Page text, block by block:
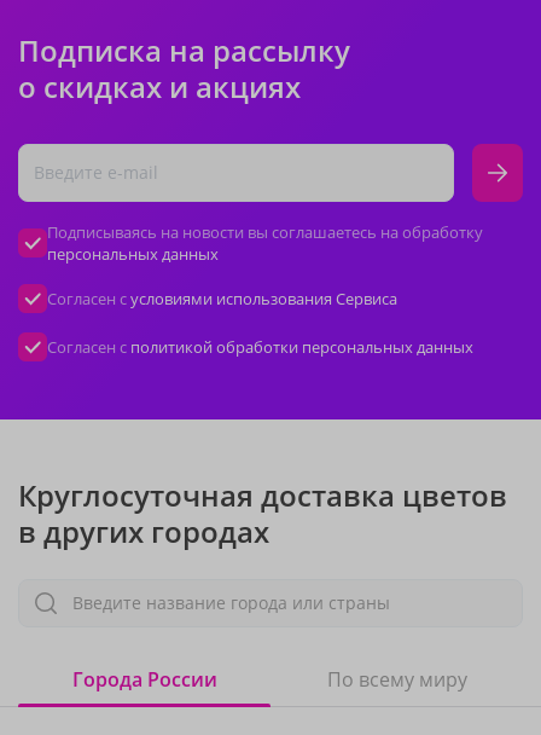
Подписка на рассылку
о скидках и акциях
Подписываясь на новости вы соглашаетесь на обработку
персональных данных
Согласен сусловиями использования Сервиса
Согласен с политикой обработки персональных данных
Круглосуточная доставка цветов
в других городах
Введите название города или страны
Города России По всему миру